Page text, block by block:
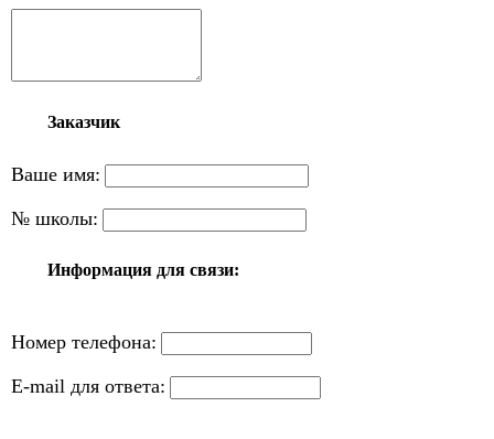
Заказчик
Ваше имя:
№ школы:
Информация для связи:
Номер телефона:
E-mail для ответа: